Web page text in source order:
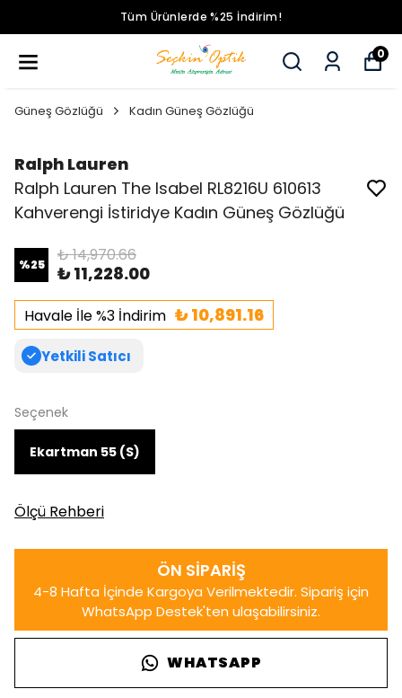
Tüm Ürünlerde %25 İndirim!
0
Güneş Gözlüğü Kadın Güneş Gözlüğü
Ralph Lauren
Ralph Lauren The Isabel RL8216U 610613
Kahverengi İstiridye Kadın Güneş Gözlüğü
%25 ₺ 14,970.66
₺ 11,228.00
Havale İle %3 İndirim ₺ 10,891.16
Yetkili Satıcı
Seçenek
Ekartman 55 (S)
Ölçü Rehberi
WHATSAPP